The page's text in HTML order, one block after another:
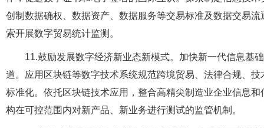
创制数据确权、数据资产、数据服务等交易标准及数据交易
索开展数字贸易统计监测。
11.鼓励发展数字经济新业态新模式。加快新一代信息基
道。应用区块链等数字技术系统规范跨境贸易、法律合规、
标准化。依托区块链技术应用，整合高精尖制造业企业信息
构在可控范围内对新产品、新业务进行测试的监管机制。